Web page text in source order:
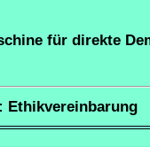
für direkte
Ethikvereinbarung